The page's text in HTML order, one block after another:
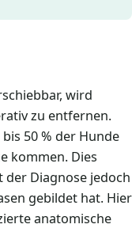
wird
zu entfernen.
50 % der Hunde
kommen. Dies
der Diagnose jedoch
gebildet hat. Hier
anatomische